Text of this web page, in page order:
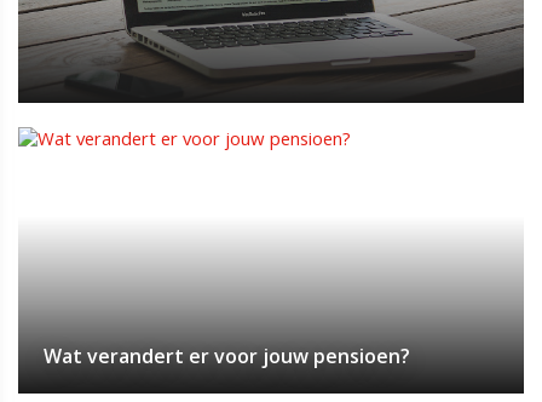
Wat verandert er voor jouw pensioen?